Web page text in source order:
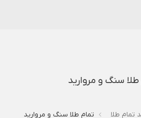
طلا سنگ و مروارید
تمام طلا تمام طلا سنگ و مروارید